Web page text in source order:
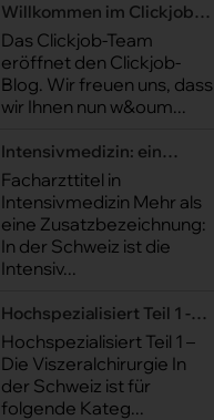
Willkommen im Clickjob-
Blog
Das Clickjob-Team
eröffnet den Clickjob-
Blog. Wir freuen uns, dass
wir Ihnen nun w&oum...
Intensivmedizin: ein
Facharzttitel
Facharzttitel in
Intensivmedizin Mehr als
eine Zusatzbezeichnung:
In der Schweiz ist die
Intensiv...
Hochspezialisiert Teil 1 -
Viszeralchirurgie
Hochspezialisiert Teil 1 –
Die Viszeralchirurgie In
der Schweiz ist für
folgende Kateg...